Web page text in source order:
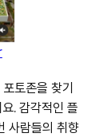
토존을 찾기
. 감각적인 플
사람들의 취향